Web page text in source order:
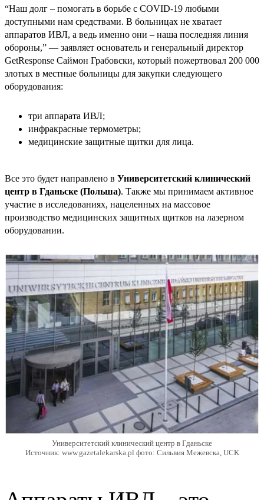
“Наш долг – помогать в борьбе с COVID-19 любыми
доступными нам средствами. В больницах не хватает
аппаратов ИВЛ, а ведь именно они – наша последняя линия
обороны,” — заявляет основатель и генеральный директор
GetResponse Саймон Грабовски, который пожертвовал 200 000
злотых в местные больницы для закупки следующего
оборудования:
три аппарата ИВЛ;
инфракрасные термометры;
медицинские защитные щитки для лица.
Все это будет направлено в Университетский клинический
центр в Гданьске (Польша). Также мы принимаем активное
участие в исследованиях, нацеленных на массовое
производство медицинских защитных щитков на лазерном
оборудовании.
Университетский клинический центр в Гданьске
Источник: www.gazetalekarska.pl фото: Сильвия Межевска, UCK